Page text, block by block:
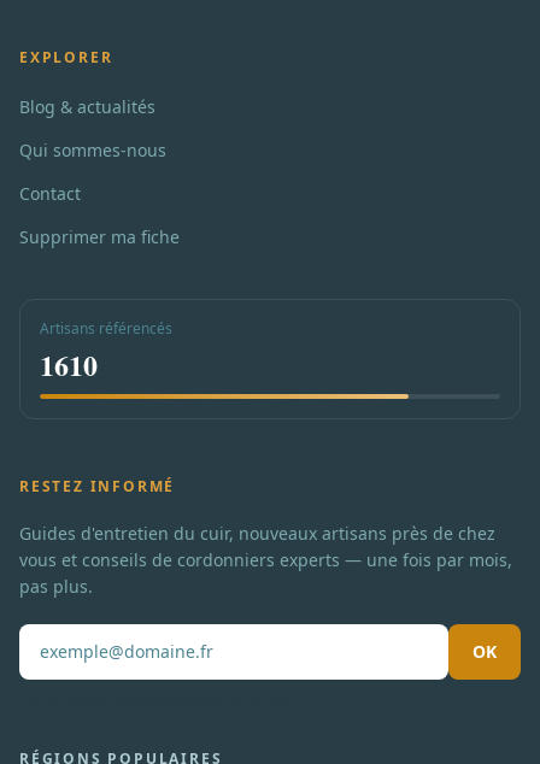
EXPLORER
Blog & actualités
Qui sommes-nous
Contact
Supprimer ma fiche
Artisans référencés
1610
RESTEZ INFORMÉ
Guides d'entretien du cuir, nouveaux artisans près de chez
vous et conseils de cordonniers experts — une fois par mois,
pas plus.
OK
RÉGIONS POPULAIRES